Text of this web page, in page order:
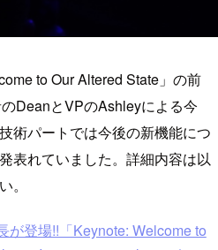
to Our Altered State」の前
DeanとVPのAshleyによる今
術パートでは今後の新機能につ
表れていました。詳細内容は以
。
が登場!!「Keynote: Welcome to